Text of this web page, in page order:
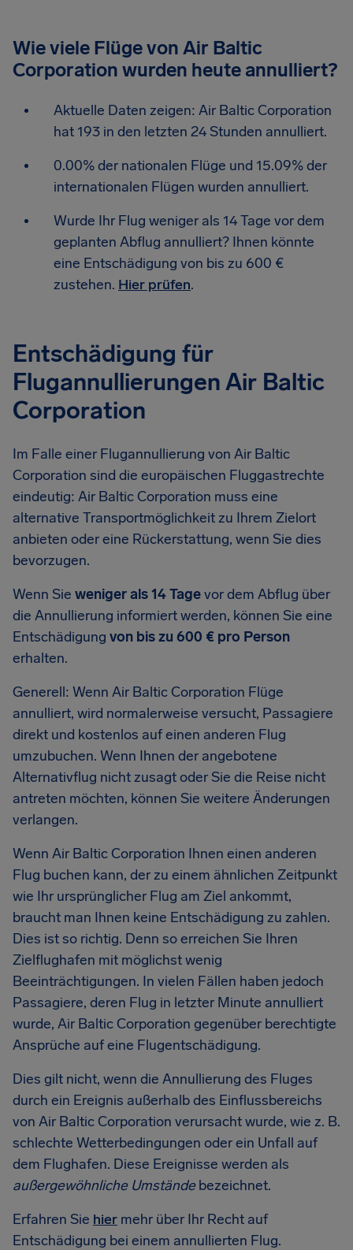
Wie viele Flüge von Air Baltic
Corporation wurden heute annulliert?
Aktuelle Daten zeigen: Air Baltic Corporation
hat 193 in den letzten 24 Stunden annulliert.
0.00% der nationalen Flüge und 15.09% der
internationalen Flügen wurden annulliert.
Wurde Ihr Flug weniger als 14 Tage vor dem
geplanten Abflug annulliert? Ihnen könnte
eine Entschädigung von bis zu 600 €
zustehen. Hier prüfen.
Entschädigung für
Flugannullierungen Air Baltic
Corporation
Im Falle einer Flugannullierung von Air Baltic
Corporation sind die europäischen Fluggastrechte
eindeutig: Air Baltic Corporation muss eine
alternative Transportmöglichkeit zu Ihrem Zielort
anbieten oder eine Rückerstattung, wenn Sie dies
bevorzugen.
Wenn Sie weniger als 14 Tagevor dem Abflug über
die Annullierung informiert werden, können Sie eine
Entschädigung von bis zu 600 € pro Person
erhalten.
Generell: Wenn Air Baltic Corporation Flüge
annulliert, wird normalerweise versucht, Passagiere
direkt und kostenlos auf einen anderen Flug
umzubuchen. Wenn Ihnen der angebotene
Alternativflug nicht zusagt oder Sie die Reise nicht
antreten möchten, können Sie weitere Änderungen
verlangen.
Wenn Air Baltic Corporation Ihnen einen anderen
Flug buchen kann, der zu einem ähnlichen Zeitpunkt
wie Ihr ursprünglicher Flug am Ziel ankommt,
braucht man Ihnen keine Entschädigung zu zahlen.
Dies ist so richtig. Denn so erreichen Sie Ihren
Zielflughafen mit möglichst wenig
Beeinträchtigungen. In vielen Fällen haben jedoch
Passagiere, deren Flug in letzter Minute annulliert
wurde, Air Baltic Corporation gegenüber berechtigte
Ansprüche auf eine Flugentschädigung.
Dies gilt nicht, wenn die Annullierung des Fluges
durch ein Ereignis außerhalb des Einflussbereichs
von Air Baltic Corporation verursacht wurde, wie z. B.
schlechte Wetterbedingungen oder ein Unfall auf
dem Flughafen. Diese Ereignisse werden als
außergewöhnliche Umständebezeichnet.
Erfahren Sie hier mehr über Ihr Recht auf
Entschädigung bei einem annullierten Flug.